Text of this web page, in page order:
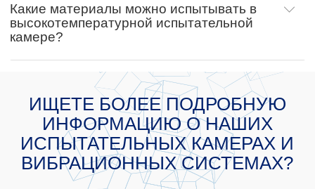
Какие материалы можно испытывать в
высокотемпературной испытательной
камере?
ИЩЕТЕ БОЛЕЕ ПОДРОБНУЮ
ИНФОРМАЦИЮ О НАШИХ
ИСПЫТАТЕЛЬНЫХ КАМЕРАХ И
ВИБРАЦИОННЫХ СИСТЕМАХ?